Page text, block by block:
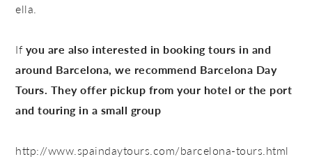
ella.
Ifyou are also interested in booking tours in and
around Barcelona, we recommend Barcelona Day
Tours. They offer pickup from your hotel or the port
and touring in a small group
http://www.spaindaytours.com/barcelona-tours.html